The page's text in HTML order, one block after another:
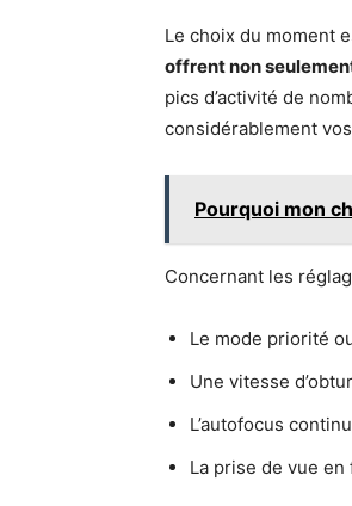
Le choix du moment
offrent non
pics d’activité de
considérablement
Pourquoi mon
Concernant les
Le mode priorité
Une vitesse
L’autofocus
La prise de vue